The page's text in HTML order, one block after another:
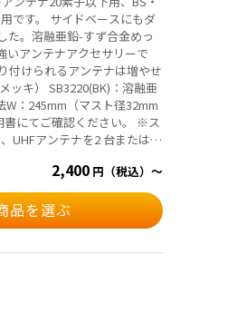
です。 サイドベースにもダ
た。溶融亜鉛-すず合金めっ
いアンテナアクセサリーで
付けられるアンテナは増やせ
：245mm（マスト径32mm
UHFアンテナを2 台または
付けてください。 ※BS・CS
てください。
2,400 円（税込）～
品を選ぶ